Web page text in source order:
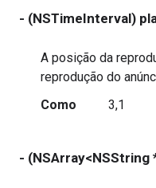
- (NSTimeInterval)
A posição da
reprodução do
Como
3,1
- (NSArray<NSString